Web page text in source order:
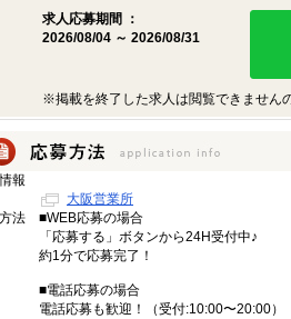
求人応募期間 ：
2026/08/04 ～ 2026/08/31
※掲載を終了した求人は閲覧できません
報
大阪営業所
法
■WEB応募の場合
「応募する」ボタンから24H受付中♪
約1分で応募完了！
■電話応募の場合
電話応募も歓迎！（受付:10:00〜20:00）